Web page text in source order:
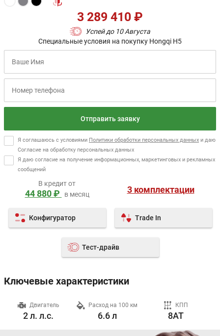
Успей до 10 Августа
3 289 410 ₽
Специальные условия на покупку Hongqi H5
Отправить заявку
Я соглашаюсь с условиями Политики обработки персональных данных и даю
Согласие на обработку персональных данных
Я даю согласие на получение информационных, маркетинговых и рекламных
сообщений
3 комплектации
Конфигуратор Trade In
Тест-драйв
В кредит от
44 880 ₽ в месяц
Ключевые характеристики
Двигатель
2 л. л.с.
Расход на 100 км
6.6 л
КПП
8AT